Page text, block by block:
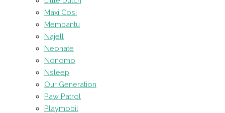
Maxi Cosi
Membantu
Najell
Neonate
Nonomo
Nsleep
Our Generation
Paw Patrol
Playmobil